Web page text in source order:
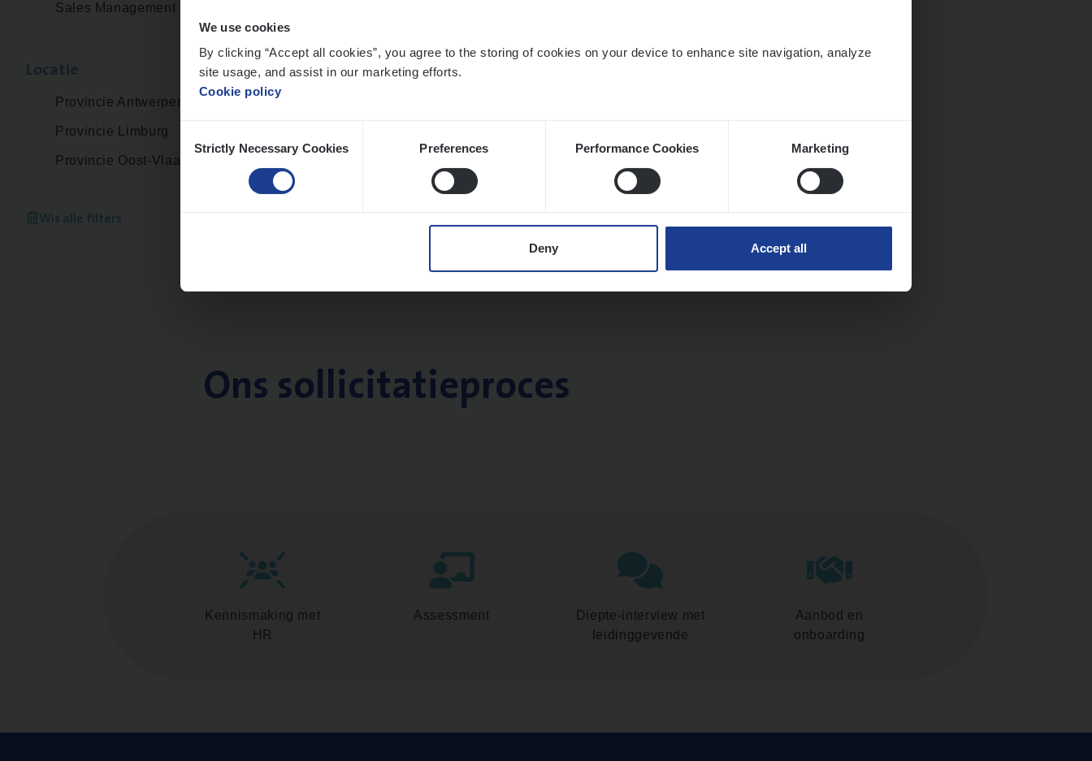
We use cookies
By clicking “Accept all cookies”, you agree to the storing of cookies on your device to enhance site navigation, analyze
site usage, and assist in our marketing efforts.
Cookie policy
Selection
Strictly Necessary Cookies Preferences Performance Cookies Marketing
Deny Accept all
Sales Management
Provincie Antwerpen
Provincie Limburg
Provincie Oost-Vlaanderen
Wis alle filters
Ons sollicitatieproces
Kennismaking met
HR
Assessment
Diepte-interview met
leidinggevende
Aanbod en
onboarding